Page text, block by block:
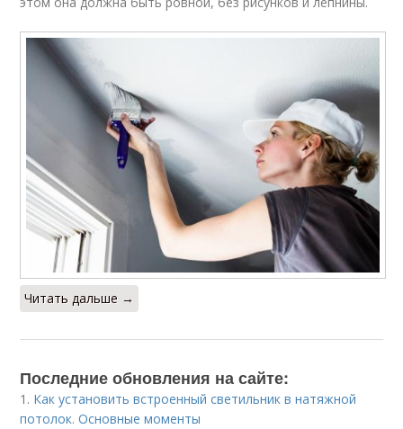
Читать дальше →
Последние обновления на сайте:
1. Как установить встроенный светильник в натяжной
потолок. Основные моменты